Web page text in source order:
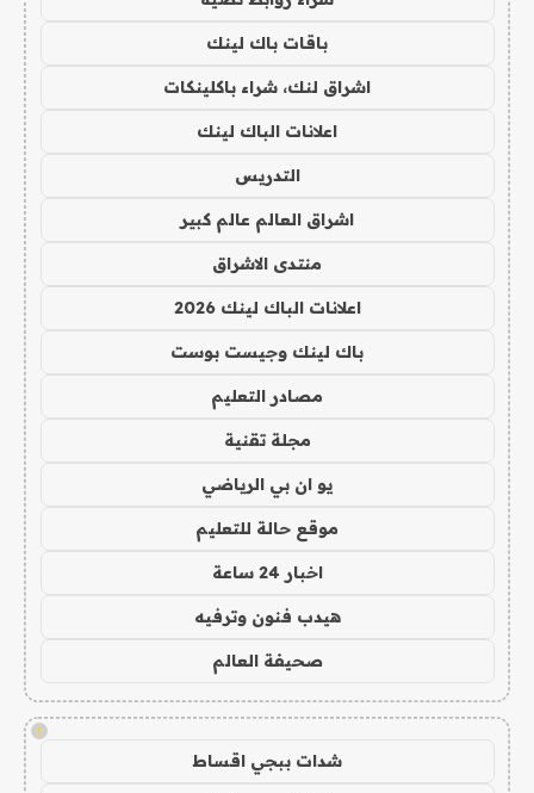
باقات باك لينك
اشراق لنك، شراء باكلينكات
اعلانات الباك لينك
التدريس
اشراق العالم عالم كبير
منتدى الاشراق
اعلانات الباك لينك 2026
باك لينك وجيست بوست
مصادر التعليم
مجلة تقنية
يو ان بي الرياضي
موقع حالة للتعليم
اخبار 24 ساعة
هيدب فنون وترفيه
صحيفة العالم
!
شدات ببجي اقساط